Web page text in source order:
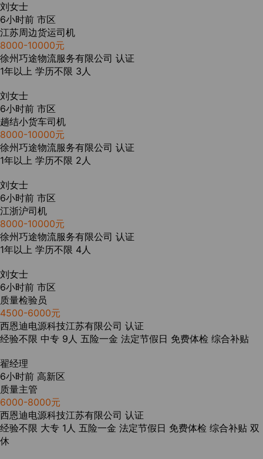
刘女士
6小时前 市区
江苏周边货运司机
8000-10000元
徐州巧途物流服务有限公司 认证
1年以上 学历不限 3人
刘女士
6小时前 市区
趟结小货车司机
8000-10000元
徐州巧途物流服务有限公司 认证
1年以上 学历不限 2人
刘女士
6小时前 市区
江浙沪司机
8000-10000元
徐州巧途物流服务有限公司 认证
1年以上 学历不限 4人
刘女士
6小时前 市区
质量检验员
4500-6000元
西恩迪电源科技江苏有限公司 认证
经验不限 中专 9人 五险一金 法定节假日 免费体检 综合补贴
翟经理
6小时前 高新区
质量主管
6000-8000元
西恩迪电源科技江苏有限公司 认证
经验不限 大专 1人 五险一金 法定节假日 免费体检 综合补贴 双
休